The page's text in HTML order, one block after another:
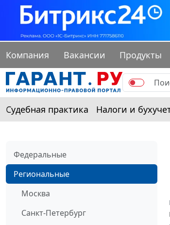
Компания Вакансии Продукты
Судебная практика Налоги и
Федеральные
Региональные
Москва
Санкт-Петербург